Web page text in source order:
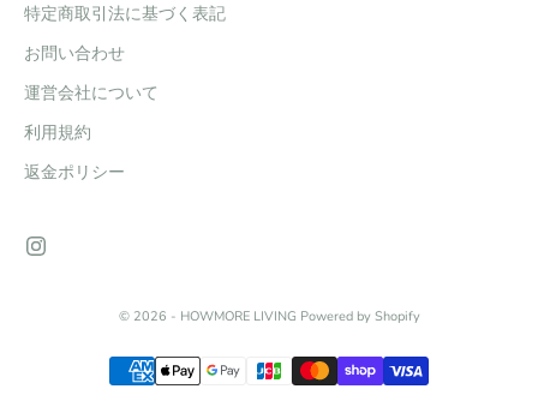
特定商取引法に基づく表記
お問い合わせ
運営会社について
利用規約
返金ポリシー
© 2026 - HOWMORE LIVING Powered by Shopify